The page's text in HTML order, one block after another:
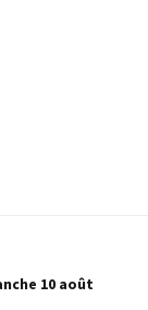
10 août